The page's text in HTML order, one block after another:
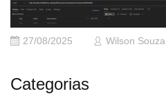
27/08/2025 Wilson Souza
Categorias